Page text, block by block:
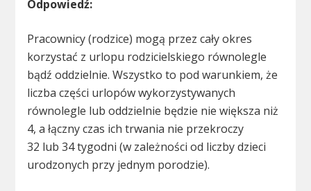
Odpowiedź:
Pracownicy (rodzice) mogą przez cały okres
korzystać z urlopu rodzicielskiego równolegle
bądź oddzielnie. Wszystko to pod warunkiem, że
liczba części urlopów wykorzystywanych
równolegle lub oddzielnie będzie nie większa niż
4, a łączny czas ich trwania nie przekroczy
32 lub 34 tygodni (w zależności od liczby dzieci
urodzonych przy jednym porodzie).